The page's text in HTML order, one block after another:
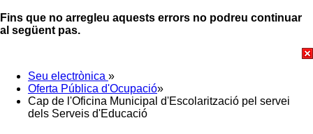
Fins que no arregleu aquests errors no podreu continuar
al següent pas.
Seu electrònica »
Oferta Pública d'Ocupació»
Cap de l'Oficina Municipal d'Escolarització pel servei
dels Serveis d'Educació